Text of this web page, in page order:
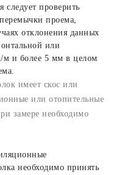
проверить
проема,
отклонения данных
или
м и более 5 мм в целом
имеет скос или
или отопительные
замере необходимо
необходимо принять